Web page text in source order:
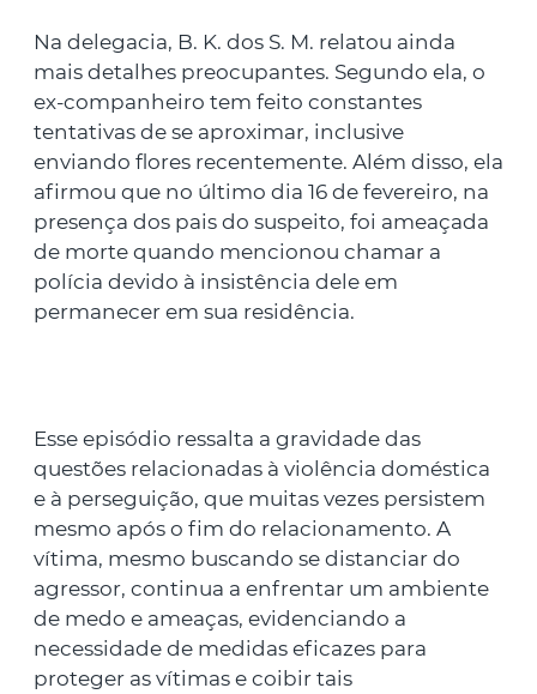
Na delegacia, B. K. dos S. M. relatou ainda
mais detalhes preocupantes. Segundo ela, o
ex-companheiro tem feito constantes
tentativas de se aproximar, inclusive
enviando flores recentemente. Além disso, ela
afirmou que no último dia 16 de fevereiro, na
presença dos pais do suspeito, foi ameaçada
de morte quando mencionou chamar a
polícia devido à insistência dele em
permanecer em sua residência.
Esse episódio ressalta a gravidade das
questões relacionadas à violência doméstica
e à perseguição, que muitas vezes persistem
mesmo após o fim do relacionamento. A
vítima, mesmo buscando se distanciar do
agressor, continua a enfrentar um ambiente
de medo e ameaças, evidenciando a
necessidade de medidas eficazes para
proteger as vítimas e coibir tais